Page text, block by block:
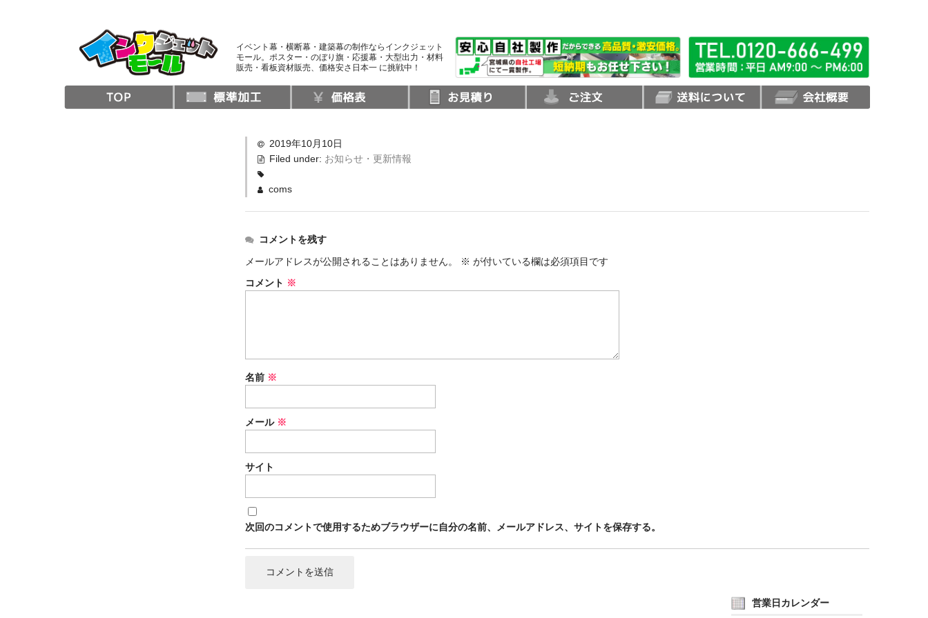
イベント幕・横断幕・建築幕の制作ならインクジェット
モール。ポスター・のぼり旗・応援幕・大型出力・材料
販売・看板資材販売、価格安さ日本一 に挑戦中！
2019年10月10日
Filed under: お知らせ・更新情報
coms
コメントを残す
メールアドレスが公開されることはありません。
※ が付いている欄は必須項目です
コメント ※
名前 ※
メール ※
サイト
次回のコメントで使用するためブラウザーに自分の名前、メールアドレス、サイトを保存する。
営業日カレンダー